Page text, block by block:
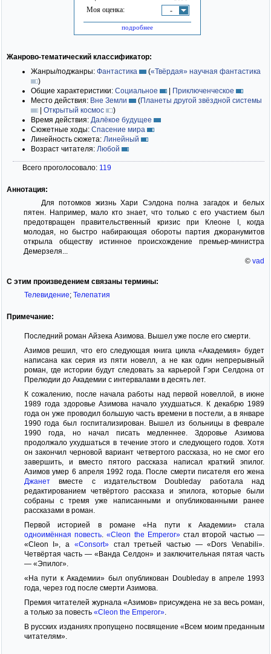
Моя оценка: -
подробнее
Жанрово-тематический классификатор:
Жанры/поджанры: Фантастика («Твёрдая» научная фантастика
)
Общие характеристики: Социальное | Приключенческое
Место действия: Вне Земли (Планеты другой звёздной системы
| Открытый космос
)
Время действия: Далёкое будущее
Сюжетные ходы: Спасение мира
Линейность сюжета: Линейный
Возраст читателя: Любой
Всего проголосовало: 119
Аннотация:
Для потомков жизнь Хари Сэлдона полна загадок и белых
пятен. Например, мало кто знает, что только с его участием был
предотвращен правительственный кризис при Клеоне I, когда
молодая, но быстро набирающая обороты партия джоранумитов
открыла обществу истинное происхождение премьер-министра
Демерзеля...
© vad
С этим произведением связаны термины:
Телевидение; Телепатия
Примечание:
Последний роман Айзека Азимова. Вышел уже после его смерти.
Азимов решил, что его следующая книга цикла «Академия» будет
написана как серия из пяти новелл, а не как один непрерывный
роман, где истории будут следовать за карьерой Гэри Селдона от
Прелюдии до Академии с интервалами в десять лет.
К сожалению, после начала работы над первой новеллой, в июне
1989 года здоровье Азимова начало ухудшаться. К декабрю 1989
года он уже проводил большую часть времени в постели, а в январе
1990 года был госпитализирован. Вышел из больницы в феврале
1990 года, но начал писать медленнее. Здоровье Азимова
продолжало ухудшаться в течение этого и следующего годов. Хотя
он закончил черновой вариант четвертого рассказа, но не смог его
завершить, и вместо пятого рассказа написал краткий эпилог.
Азимов умер 6 апреля 1992 года. После смерти писателя его жена
Джанетвместе с издательством Doubleday работала над
редактированием четвёртого рассказа и эпилога, которые были
собраны с тремя уже написанными и опубликованными ранее
рассказами в роман.
Первой историей в романе «На пути к Академии» стала
одноимённая повесть .«Cleon the Emperor»стал второй частью —
«Cleon I», а «Consort»стал третьей частью — «Dors Venabili».
Четвёртая часть — «Ванда Селдон» и заключительная пятая часть
— «Эпилог».
«На пути к Академии» был опубликован Doubleday в апреле 1993
года, через год после смерти Азимова.
Премия читателей журнала «Азимов» присуждена не за весь роман,
а только за повесть «Cleon the Emperor».
В русских изданиях пропущено посвящение «Всем моим преданным
читателям».